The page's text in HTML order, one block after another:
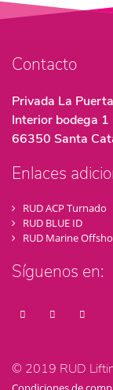
Contacto
Privada La
Interior bodega
66350 Santa
Enlaces
RUD ACP Turnado
RUD BLUE ID
RUD Marine
Síguenos en:
© 2019 RUD